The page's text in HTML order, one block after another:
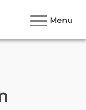
Menu